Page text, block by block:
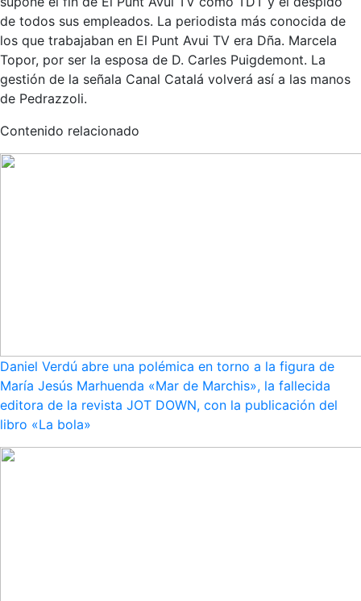
de todos sus empleados. La periodista más conocida de
los que trabajaban en El Punt Avui TV era Dña. Marcela
Topor, por ser la esposa de D. Carles Puigdemont. La
gestión de la señala Canal Catalá volverá así a las manos
de Pedrazzoli.
Contenido relacionado
Daniel Verdú abre una polémica en torno a la figura de
María Jesús Marhuenda «Mar de Marchis», la fallecida
editora de la revista JOT DOWN, con la publicación del
libro «La bola»